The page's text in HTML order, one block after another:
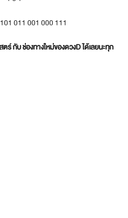
011 001 000 111
กับ ช่องทางใหม่ของดวงD ได้เลยนะทุก